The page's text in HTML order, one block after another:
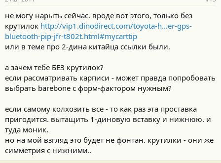
не могу нарыть сейчас. вроде вот этого, только без
крутилок http://vip1.dinodirect.com/toyota-h...er-gps-
bluetooth-pip-jfr-t802t.html#mycarttip
или в теме про 2-дина китайца ссылки были.
а зачем тебе БЕЗ крутилок?
если рассматривать карписи - может правда попробовать
выбрать barebone с форм-фактором нужным?
если самому колхозить все - то как раз эта проставка
пригодится. вытащить 1-диновую вставку и нижнюю. и
туда моник.
но на мой взгляд это будет не фонтан. крутилки - они же
симметрия с нижними..